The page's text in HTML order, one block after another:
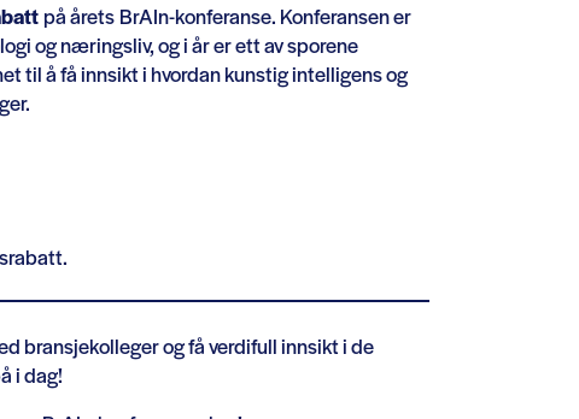
på årets BrAIn-konferanse. Konferansen er
og næringsliv, og i år er ett av sporene
til å få innsikt i hvordan kunstig intelligens og
bransjekolleger og få verdifull innsikt i de
i dag!